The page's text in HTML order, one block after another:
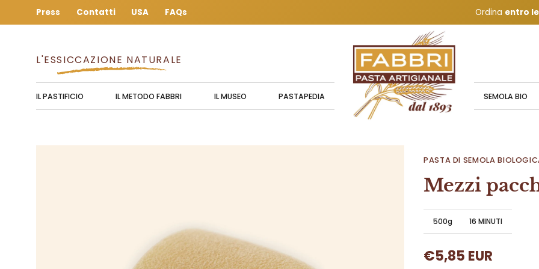
al
Press Contatti USA FAQs
Ordina entro le
L'ESSICCAZIONE NATURALE
IL PASTIFICIO IL METODO FABBRI IL MUSEO PASTAPEDIA SEMOLA BIO
Il
LE MATERIE
LA
Formati
SPAGHETTI
TORTIGLIONI
FUSILLI
LINGUINE
DISCHI
PASTA DI SEMOLA
Mezzi
500g 16 MINUTI
€5,85 EUR